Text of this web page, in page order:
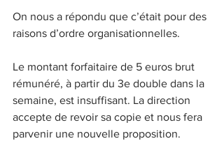
On nous a répondu que c’était pour des
raisons d’ordre organisationnelles.
Le montant forfaitaire de 5 euros brut
rémunéré, à partir du 3e double dans la
semaine, est insuffisant. La direction
accepte de revoir sa copie et nous fera
parvenir une nouvelle proposition.